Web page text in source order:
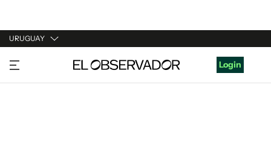
URUGUAY
URUGUAY
ARGENTINA
Login